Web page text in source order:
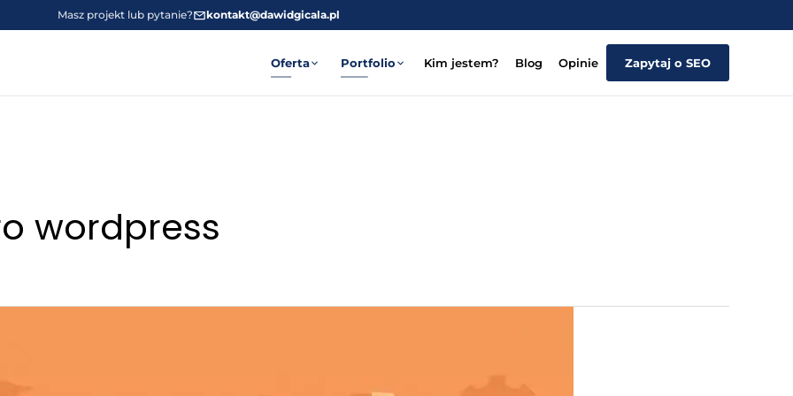
Masz projekt lub pytanie? kontakt@dawidgicala.pl
Oferta Portfolio Kim jestem? Blog Opinie Zapytaj o SEO
wordpress